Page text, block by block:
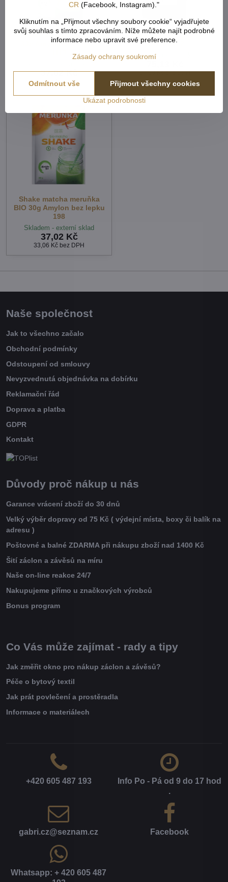
Shake matcha banán BIO
30g Amylon bez lepku
37,02 Kč
33,06 Kčbez DPH
Karob BIO 250g IPJ
NATUR 922
Skladem - externí sklad
67,08 Kčbez DPH
Shake matcha meruňka
BIO 30g Amylon bez lepku
198
Skladem - externí sklad
37,02 Kč
33,06 Kč bez DPH
Naše společnost
Jak to všechno začalo
Obchodní podmínky
Odstoupení od smlouvy
Nevyzvednutá objednávka na dobírku
Reklamační řád
Doprava a platba
GDPR
Kontakt
Důvody proč nákup u nás
Garance vrácení zboží do 30 dnů
Velký výběr dopravy od 75 Kč ( výdejní místa, boxy či balík na
adresu )
Poštovné a balné ZDARMA při nákupu zboží nad 1400 Kč
Šití záclon a závěsů na míru
Naše on-line reakce 24/7
Nakupujeme přímo u značkových výrobců
Bonus program
Co Vás může zajímat - rady a tipy
Jak změřit okno pro nákup záclon a závěsů?
Péče o bytový textil
Jak prát povlečení a prostěradla
Informace o materiálech
+420 605 487 193
Info Po - Pá od 9 do 17 hod​
.
gabri​.cz​@seznam​.cz Facebook
Whatsapp: + 420 605 487
CR (Facebook, Instagram)."
Kliknutím na „Přijmout všechny soubory cookie“ vyjadřujete
svůj souhlas s tímto zpracováním. Níže můžete najít podrobné
informace nebo upravit své preference.
Zásady ochrany soukromí
Ukázat podrobnosti
Přijmout všechny cookies
Odmítnout vše